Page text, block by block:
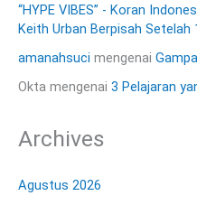
“HYPE VIBES” - Koran
Keith Urban Berpisah Setelah
amanahsuci mengenai
Okta mengenai 3 Pelajaran
Archives
Agustus 2026